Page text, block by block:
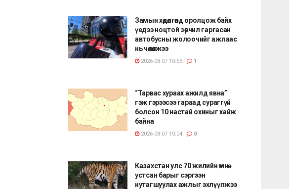
Замын хөдөлгөөнд оролцож байх
үедээ ноцтой зөрчил гаргасан
автобусны жолоочийг ажлаас
нь чөлөөлжээ
2026-08-07 10:53 1
“Тарвас хураах ажилд явна”
гэж гэрээсээ гараад сураггүй
болсон 10 настай охиныг хайж
байна
2026-08-07 10:04 0
Казахстан улс 70 жилийн өмнө
устсан барыг сэргээн
нутагшуулах ажлыг эхлүүлжээ